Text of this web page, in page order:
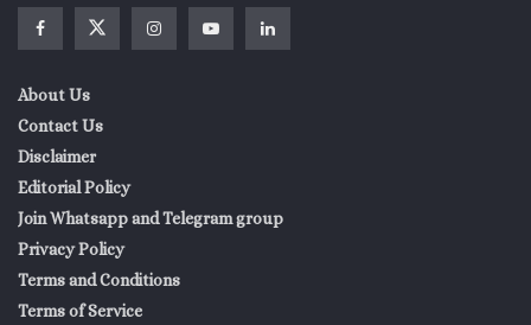
About Us
Contact Us
Disclaimer
Editorial Policy
Join Whatsapp and Telegram group
Privacy Policy
Terms and Conditions
Terms of Service